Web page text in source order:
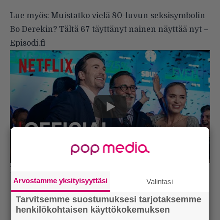
Lue myös: Muistatko vielä 80-luvun seksisymbolin
Bo Derekin? Tältä 67 täyttänyt nainen näyttää nyt –
Episodi.fi
Lähde:
Arvostamme yksityisyyttäsi Valintasi
Tarvitsemme suostumuksesi tarjotaksemme
henkilökohtaisen käyttökokemuksen